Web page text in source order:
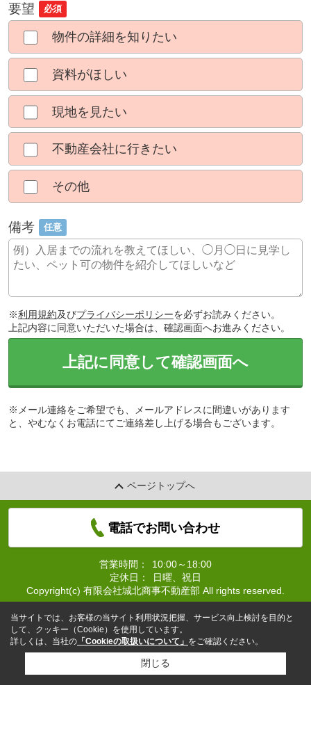
要望 必須
物件の詳細を知りたい
資料がほしい
現地を見たい
不動産会社に行きたい
その他
備考 任意
※利用規約及びプライバシーポリシーを必ずお読みください。
上記内容に同意いただいた場合は、確認画面へお進みください。
上記に同意して確認画面へ
※メール連絡をご希望でも、メールアドレスに間違いがあります
と、やむなくお電話にてご連絡差し上げる場合もございます。
ページトップへ
電話でお問い合わせ
営業時間：
10:00～18:00
定休日：
日曜、祝日
Copyright(c) 有限会社城北商事不動産部 All rights reserved.
当サイトでは、お客様の当サイト利用状況把握、サービス向上検討を目的と
して、クッキー（Cookie）を使用しています。
詳しくは、当社の 「Cookieの取扱いについて」 をご確認ください。
閉じる